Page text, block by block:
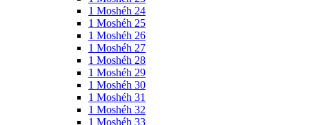
1 Moshéh 24
1 Moshéh 25
1 Moshéh 26
1 Moshéh 27
1 Moshéh 28
1 Moshéh 29
1 Moshéh 30
1 Moshéh 31
1 Moshéh 32
1 Moshéh 33